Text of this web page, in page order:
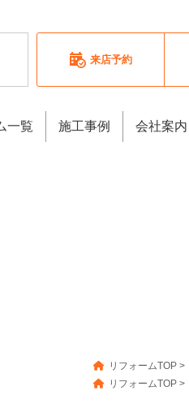
来店予約
一覧 施工事例 会社案内
リフォームTOP >
リフォームTOP >